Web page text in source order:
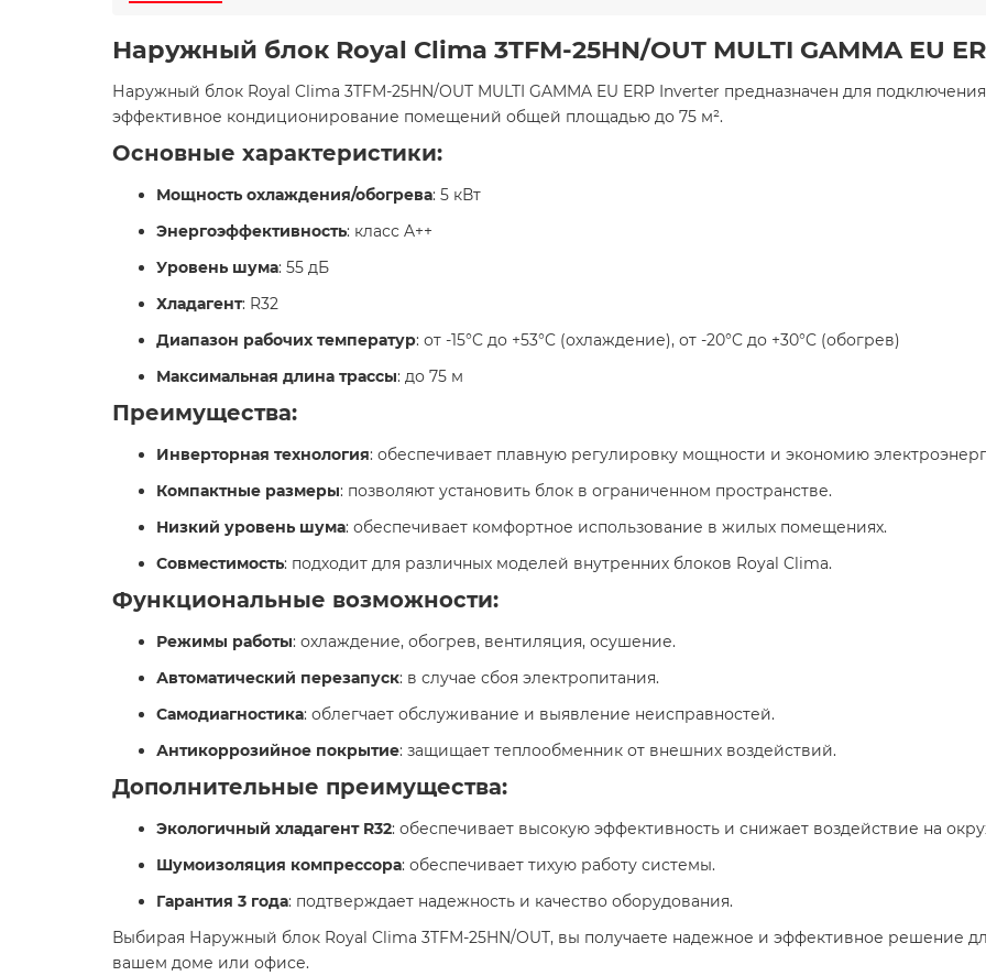
Наружный блок Royal Clima 3TFM-25HN/OUT MULTI GAMMA EU
Наружный блок Royal Clima 3TFM-25HN/OUT MULTI GAMMA EU ERP Inverter предназначен для
эффективное кондиционирование помещений общей площадью до 75 м².​
Основные характеристики:
Мощность охлаждения/обогрева: 5 кВт
Энергоэффективность: класс A++​
Уровень шума: 55 дБ​
Хладагент: R32​
Диапазон рабочих температур: от -15°C до +53°C (охлаждение), от -20°C до +30°C (обогрев)​
Максимальная длина трассы: до 75 м​
Преимущества:
Инверторная технология: обеспечивает плавную регулировку мощности и экономию
Компактные размеры: позволяют установить блок в ограниченном пространстве.​
Низкий уровень шума: обеспечивает комфортное использование в жилых помещениях.​
Совместимость: подходит для различных моделей внутренних блоков Royal Clima.​
Функциональные возможности:
Режимы работы: охлаждение, обогрев, вентиляция, осушение.​
Автоматический перезапуск: в случае сбоя электропитания.​
Самодиагностика: облегчает обслуживание и выявление неисправностей.​
Антикоррозийное покрытие: защищает теплообменник от внешних воздействий.​
Дополнительные преимущества:
Экологичный хладагент R32: обеспечивает высокую эффективность и снижает воздействие на
Шумоизоляция компрессора: обеспечивает тихую работу системы.​
Гарантия 3 года: подтверждает надежность и качество оборудования.​
Выбирая Наружный блок Royal Clima 3TFM-25HN/OUT, вы получаете надежное и эффективное решение
вашем доме или офисе.​